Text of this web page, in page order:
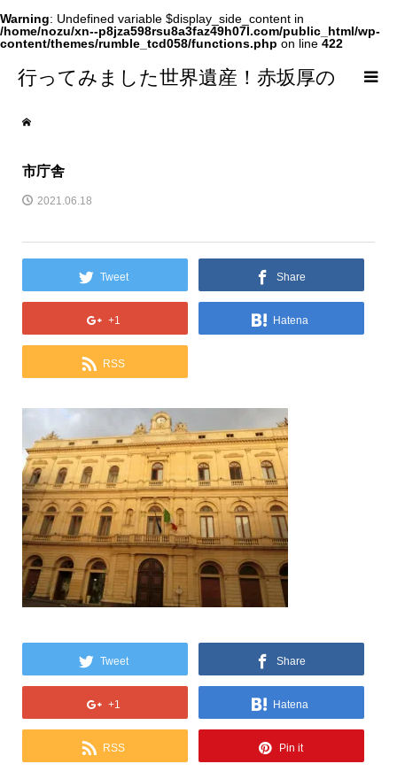
Warning: Undefined variable $display_side_content in
/home/nozu/xn--p8jza598rsu8a3faz49h07l.com/public_html/wp-
content/themes/rumble_tcd058/functions.php on line 422
行ってみました世界遺産！赤坂厚の
world Heritage
市庁舎
2021.06.18
Tweet Share
+1 Hatena
RSS
Tweet Share
+1 Hatena
RSS Pin it